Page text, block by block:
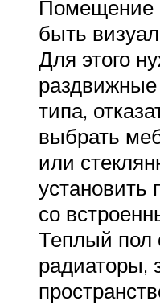
Помещение
быть
Для этого
раздвижные
типа,
выбрать
или
установить
со
Теплый пол
радиаторы,